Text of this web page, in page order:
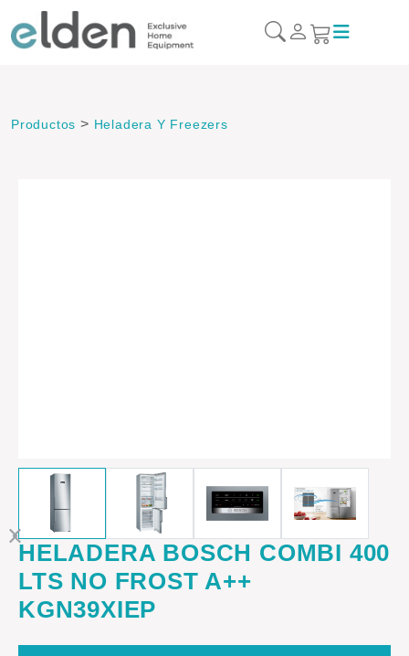
Productos > Heladera Y Freezers
HELADERA BOSCH COMBI 400
LTS NO FROST A++
KGN39XIEP